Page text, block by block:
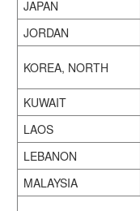
JAPAN
JORDAN
KOREA, NORTH
KUWAIT
LAOS
LEBANON
MALAYSIA